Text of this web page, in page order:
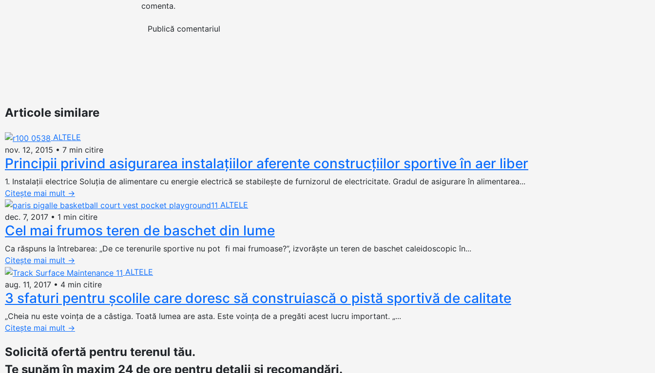
comenta.
Articole similare
ALTELE
nov. 12, 2015 • 7 min citire
Principii privind asigurarea instalaţiilor aferente construcţiilor sportive în aer liber
1. Instalaţii electrice Soluţia de alimentare cu energie electrică se stabileşte de furnizorul de electricitate. Gradul de asigurare în alimentarea...
Citește mai mult →
ALTELE
dec. 7, 2017 • 1 min citire
Cel mai frumos teren de baschet din lume
Ca răspuns la întrebarea: „De ce terenurile sportive nu pot fi mai frumoase?”, izvorăște un teren de baschet caleidoscopic în...
Citește mai mult →
ALTELE
aug. 11, 2017 • 4 min citire
3 sfaturi pentru școlile care doresc să construiască o pistă sportivă de calitate
„Cheia nu este voinţa de a câstiga. Toată lumea are asta. Este voinţa de a pregăti acest lucru important. „...
Citește mai mult →
Solicită ofertă pentru terenul tău.
Te sunăm în maxim 24 de ore pentru detalii și recomandări.